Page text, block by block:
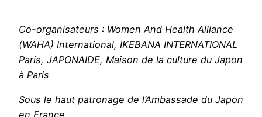
Co-organisateurs : Women And Health Alliance
(WAHA) International, IKEBANA INTERNATIONAL
Paris, JAPONAIDE, Maison de la culture du Japon
à Paris
Sous le haut patronage de l’Ambassade du Japon